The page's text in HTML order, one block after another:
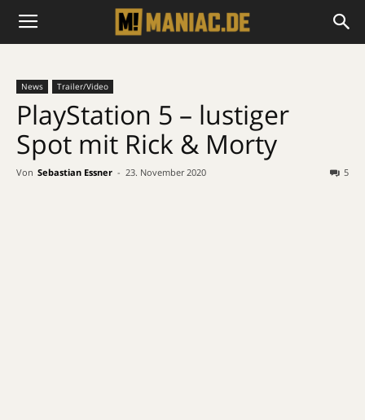
News Trailer/Video
PlayStation 5 – lustiger
Spot mit Rick & Morty
Von Sebastian Essner - 23. November 2020 5